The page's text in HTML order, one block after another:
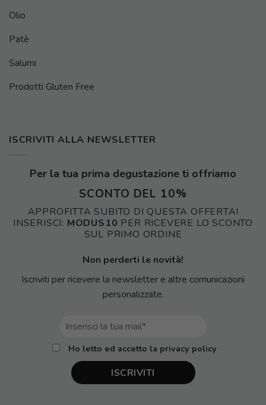
Olio
Patè
Salumi
Prodotti Gluten Free
ISCRIVITI ALLA NEWSLETTER
Per la tua prima degustazione ti offriamo
SCONTO DEL 10%
APPROFITTA SUBITO DI QUESTA OFFERTA!
INSERISCI: MODUS10 PER RICEVERE LO SCONTO
SUL PRIMO ORDINE
Non perderti le novità!
Iscriviti per ricevere la newsletter e altre comunicazioni
personalizzate.
Ho letto ed accetto la privacy policy